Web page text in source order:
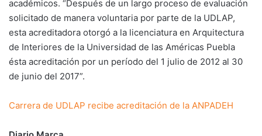
académicos. “Después de un largo proceso de evaluación
solicitado de manera voluntaria por parte de la UDLAP,
esta acreditadora otorgó a la licenciatura en Arquitectura
de Interiores de la Universidad de las Américas Puebla
ésta acreditación por un período del 1 julio de 2012 al 30
de junio del 2017”.
Carrera de UDLAP recibe acreditación de la ANPADEH